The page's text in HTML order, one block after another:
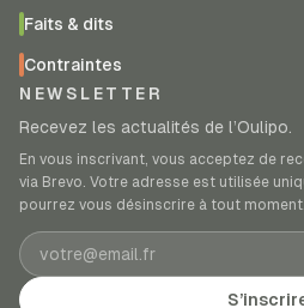
Faits & dits
Contraintes
NEWSLETTER
Recevez les actualités de l’Oulipo.
En vous inscrivant, vous acceptez de
via Brevo. Votre adresse est utilisée
pourrez vous désinscrire à tout moment.
Adresse e-mail